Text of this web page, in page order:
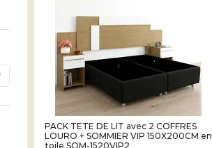
PACK TETE DE LIT avec 2 COFFRES
LOURO + SOMMIER VIP 150X200CM en
toile SOM-1520VIP2